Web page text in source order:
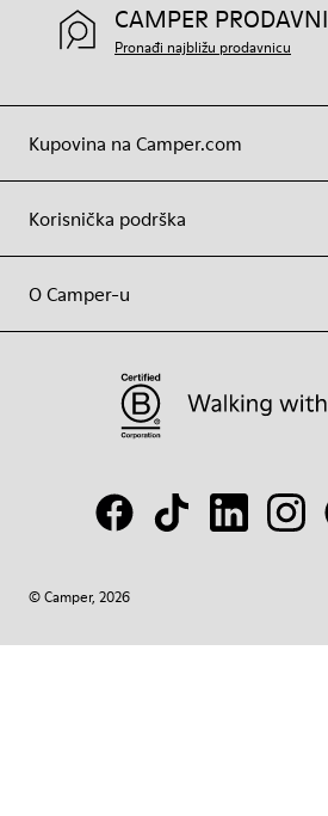
Kupovina na Camper.com
Korisnička podrška
O Camper-u
CAMPER
Pronađi najbližu prodavnicu
© Camper, 2026